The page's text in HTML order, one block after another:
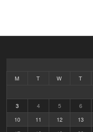
M T W T
3
4 5 6
10
11 12 13